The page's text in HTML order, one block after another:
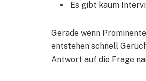
Es gibt kaum
Gerade wenn Prominente
entstehen schnell
Antwort auf die Frage